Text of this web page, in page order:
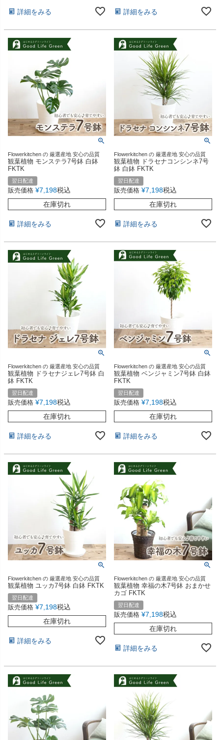
詳細をみる 詳細をみる
Flowerkitchen の 厳選産地 安心の品質
観葉植物 モンステラ7号鉢 白鉢
FKTK
翌日配達
販売価格 ¥7,198税込
在庫切れ
詳細をみる
Flowerkitchen の 厳選産地 安心の品質
観葉植物 ドラセナコンシンネ7号
鉢 白鉢 FKTK
翌日配達
販売価格 ¥7,198税込
在庫切れ
詳細をみる
Flowerkitchen の 厳選産地 安心の品質
観葉植物 ドラセナジェレ7号鉢 白
鉢 FKTK
翌日配達
販売価格 ¥7,198税込
在庫切れ
詳細をみる
Flowerkitchen の 厳選産地 安心の品質
観葉植物 ベンジャミン7号鉢 白鉢
FKTK
翌日配達
販売価格 ¥7,198税込
在庫切れ
詳細をみる
Flowerkitchen の 厳選産地 安心の品質
観葉植物 ユッカ7号鉢 白鉢 FKTK
翌日配達
販売価格 ¥7,198税込
在庫切れ
詳細をみる
Flowerkitchen の 厳選産地 安心の品質
観葉植物 幸福の木7号鉢 おまかせ
カゴ FKTK
翌日配達
販売価格 ¥7,198税込
在庫切れ
詳細をみる